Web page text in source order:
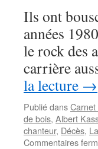
Ils ont
années
le rock des
carrière
la lecture →
Publié dansCarnet
de bois, Albert
chanteur, Décès,
Commentaires